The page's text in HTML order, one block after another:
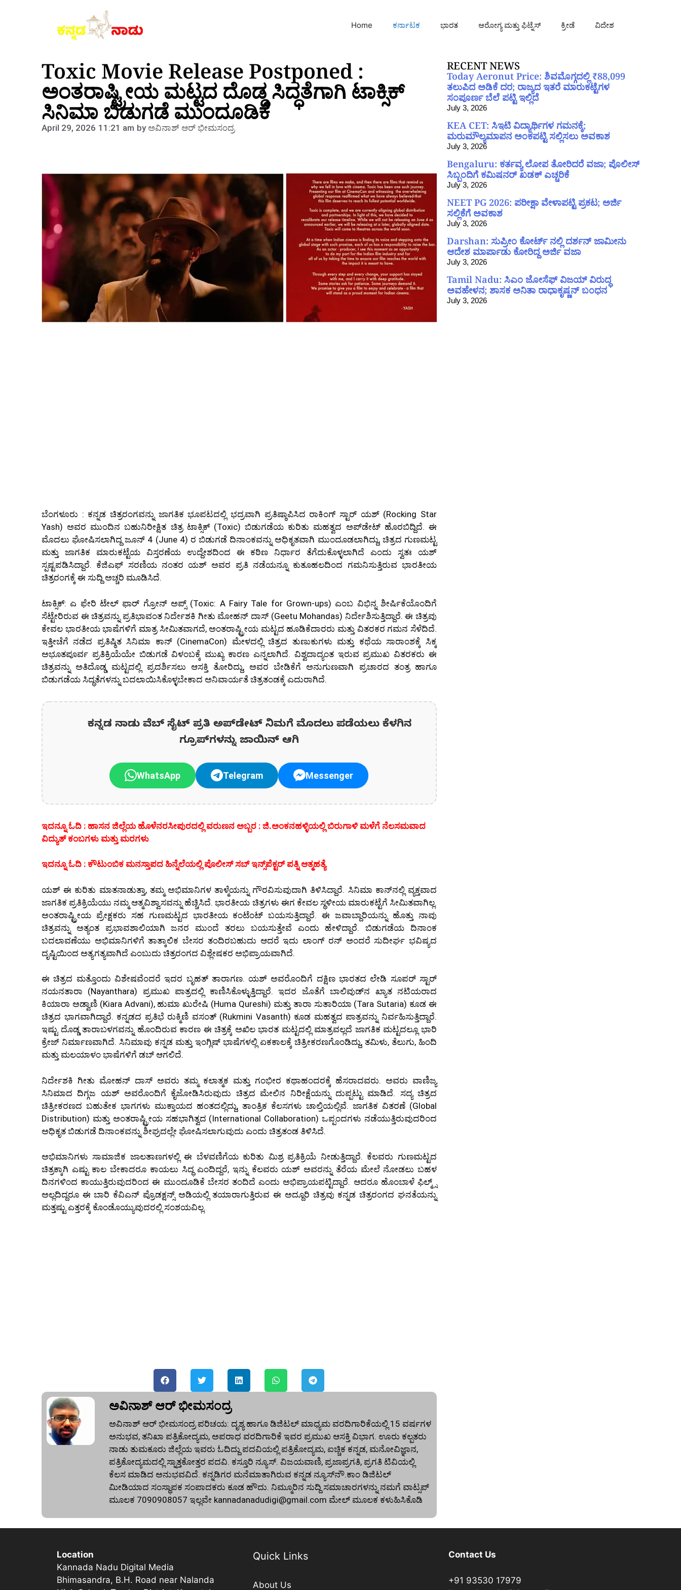
Home ಕರ್ನಾಟಕ ಭಾರತ ಆರೋಗ್ಯ ಮತ್ತು ಫಿಟ್ನೆಸ್ ಕ್ರೀಡೆ ವಿದೇಶ
Toxic Movie Release Postponed :
ಅಂತರಾಷ್ಟ್ರೀಯ ಮಟ್ಟದ ದೊಡ್ಡ ಸಿದ್ಧತೆಗಾಗಿ ಟಾಕ್ಸಿಕ್
ಸಿನಿಮಾ ಬಿಡುಗಡೆ ಮುಂದೂಡಿಕೆ
April 29, 2026 11:21 am byಅವಿನಾಶ್‌ ಆರ್‌ ಭೀಮಸಂದ್ರ
ಬೆಂಗಳೂರು : ಕನ್ನಡ ಚಿತ್ರರಂಗವನ್ನು ಜಾಗತಿಕ ಭೂಪಟದಲ್ಲಿ ಭದ್ರವಾಗಿ ಪ್ರತಿಷ್ಠಾಪಿಸಿದ ರಾಕಿಂಗ್ ಸ್ಟಾರ್ ಯಶ್ (Rocking Star
Yash) ಅವರ ಮುಂದಿನ ಬಹುನಿರೀಕ್ಷಿತ ಚಿತ್ರ ಟಾಕ್ಸಿಕ್ (Toxic) ಬಿಡುಗಡೆಯ ಕುರಿತು ಮಹತ್ವದ ಅಪ್‌ಡೇಟ್ ಹೊರಬಿದ್ದಿದೆ. ಈ
ಮೊದಲು ಘೋಷಿಸಲಾಗಿದ್ದ ಜೂನ್ 4 (June 4) ರ ಬಿಡುಗಡೆ ದಿನಾಂಕವನ್ನು ಅಧಿಕೃತವಾಗಿ ಮುಂದೂಡಲಾಗಿದ್ದು, ಚಿತ್ರದ ಗುಣಮಟ್ಟ
ಮತ್ತು ಜಾಗತಿಕ ಮಾರುಕಟ್ಟೆಯ ವಿಸ್ತರಣೆಯ ಉದ್ದೇಶದಿಂದ ಈ ಕಠಿಣ ನಿರ್ಧಾರ ತೆಗೆದುಕೊಳ್ಳಲಾಗಿದೆ ಎಂದು ಸ್ವತಃ ಯಶ್
ಸ್ಪಷ್ಟಪಡಿಸಿದ್ದಾರೆ. ಕೆಜಿಎಫ್ ಸರಣಿಯ ನಂತರ ಯಶ್ ಅವರ ಪ್ರತಿ ನಡೆಯನ್ನೂ ಕುತೂಹಲದಿಂದ ಗಮನಿಸುತ್ತಿರುವ ಭಾರತೀಯ
ಚಿತ್ರರಂಗಕ್ಕೆ ಈ ಸುದ್ದಿ ಅಚ್ಚರಿ ಮೂಡಿಸಿದೆ.
ಟಾಕ್ಸಿಕ್: ಎ ಫೇರಿ ಟೇಲ್ ಫಾರ್ ಗ್ರೋನ್ ಅಪ್ಸ್ (Toxic: A Fairy Tale for Grown-ups) ಎಂಬ ವಿಭಿನ್ನ ಶೀರ್ಷಿಕೆಯೊಂದಿಗೆ
ಸೆಟ್ಟೇರಿರುವ ಈ ಚಿತ್ರವನ್ನು ಪ್ರತಿಭಾವಂತ ನಿರ್ದೇಶಕಿ ಗೀತು ಮೋಹನ್ ದಾಸ್ (Geetu Mohandas) ನಿರ್ದೇಶಿಸುತ್ತಿದ್ದಾರೆ. ಈ ಚಿತ್ರವು
ಕೇವಲ ಭಾರತೀಯ ಭಾಷೆಗಳಿಗೆ ಮಾತ್ರ ಸೀಮಿತವಾಗದೆ, ಅಂತರಾಷ್ಟ್ರೀಯ ಮಟ್ಟದ ಹೂಡಿಕೆದಾರರು ಮತ್ತು ವಿತರಕರ ಗಮನ ಸೆಳೆದಿದೆ.
ಇತ್ತೀಚೆಗೆ ನಡೆದ ಪ್ರತಿಷ್ಠಿತ ಸಿನಿಮಾ ಕಾನ್ (CinemaCon) ಮೇಳದಲ್ಲಿ ಚಿತ್ರದ ತುಣುಕುಗಳು ಮತ್ತು ಕಥೆಯ ಸಾರಾಂಶಕ್ಕೆ ಸಿಕ್ಕ
ಅಭೂತಪೂರ್ವ ಪ್ರತಿಕ್ರಿಯೆಯೇ ಬಿಡುಗಡೆ ವಿಳಂಬಕ್ಕೆ ಮುಖ್ಯ ಕಾರಣ ಎನ್ನಲಾಗಿದೆ. ವಿಶ್ವದಾದ್ಯಂತ ಇರುವ ಪ್ರಮುಖ ವಿತರಕರು ಈ
ಚಿತ್ರವನ್ನು ಅತಿದೊಡ್ಡ ಮಟ್ಟದಲ್ಲಿ ಪ್ರದರ್ಶಿಸಲು ಆಸಕ್ತಿ ತೋರಿದ್ದು, ಅವರ ಬೇಡಿಕೆಗೆ ಅನುಗುಣವಾಗಿ ಪ್ರಚಾರದ ತಂತ್ರ ಹಾಗೂ
ಬಿಡುಗಡೆಯ ಸಿದ್ಧತೆಗಳನ್ನು ಬದಲಾಯಿಸಿಕೊಳ್ಳಬೇಕಾದ ಅನಿವಾರ್ಯತೆ ಚಿತ್ರತಂಡಕ್ಕೆ ಎದುರಾಗಿದೆ.
ಕನ್ನಡ ನಾಡು ವೆಬ್ ಸೈಟ್ ಪ್ರತಿ ಅಪ್‌ಡೇಟ್‌ ನಿಮಗೆ ಮೊದಲು ಪಡೆಯಲು ಕೆಳಗಿನ
ಗ್ರೂಪ್‌ಗಳನ್ನು ಜಾಯಿನ್ ಆಗಿ
WhatsApp Telegram Messenger
ಇದನ್ನೂ ಓದಿ : ಹಾಸನ ಜಿಲ್ಲೆಯ ಹೊಳೆನರಸೀಪುರದಲ್ಲಿ ವರುಣನ ಅಬ್ಬರ : ಜಿ.ಅಂಕನಹಳ್ಳಿಯಲ್ಲಿ ಬಿರುಗಾಳಿ ಮಳೆಗೆ ನೆಲಸಮವಾದ
ವಿದ್ಯುತ್ ಕಂಬಗಳು ಮತ್ತು ಮರಗಳು
ಇದನ್ನೂ ಓದಿ : ಕೌಟುಂಬಿಕ ಮನಸ್ತಾಪದ ಹಿನ್ನೆಲೆಯಲ್ಲಿ ಪೊಲೀಸ್ ಸಬ್ ಇನ್ಸ್‌ಪೆಕ್ಟರ್ ಪತ್ನಿ ಆತ್ಮಹತ್ಯೆ
ಯಶ್ ಈ ಕುರಿತು ಮಾತನಾಡುತ್ತಾ, ತಮ್ಮ ಅಭಿಮಾನಿಗಳ ತಾಳ್ಮೆಯನ್ನು ಗೌರವಿಸುವುದಾಗಿ ತಿಳಿಸಿದ್ದಾರೆ. ಸಿನಿಮಾ ಕಾನ್‌ನಲ್ಲಿ ವ್ಯಕ್ತವಾದ
ಜಾಗತಿಕ ಪ್ರತಿಕ್ರಿಯೆಯು ನಮ್ಮ ಆತ್ಮವಿಶ್ವಾಸವನ್ನು ಹೆಚ್ಚಿಸಿದೆ. ಭಾರತೀಯ ಚಿತ್ರಗಳು ಈಗ ಕೇವಲ ಸ್ಥಳೀಯ ಮಾರುಕಟ್ಟೆಗೆ ಸೀಮಿತವಾಗಿಲ್ಲ.
ಅಂತರಾಷ್ಟ್ರೀಯ ಪ್ರೇಕ್ಷಕರು ಸಹ ಗುಣಮಟ್ಟದ ಭಾರತೀಯ ಕಂಟೆಂಟ್ ಬಯಸುತ್ತಿದ್ದಾರೆ. ಈ ಜವಾಬ್ದಾರಿಯನ್ನು ಹೊತ್ತು ನಾವು
ಚಿತ್ರವನ್ನು ಅತ್ಯಂತ ಪ್ರಭಾವಶಾಲಿಯಾಗಿ ಜನರ ಮುಂದೆ ತರಲು ಬಯಸುತ್ತೇವೆ ಎಂದು ಹೇಳಿದ್ದಾರೆ. ಬಿಡುಗಡೆಯ ದಿನಾಂಕ
ಬದಲಾವಣೆಯು ಅಭಿಮಾನಿಗಳಿಗೆ ತಾತ್ಕಾಲಿಕ ಬೇಸರ ತಂದಿರಬಹುದು ಆದರೆ ಇದು ಲಾಂಗ್ ರನ್ ಅಂದರೆ ಸುದೀರ್ಘ ಭವಿಷ್ಯದ
ದೃಷ್ಟಿಯಿಂದ ಅತ್ಯಗತ್ಯವಾಗಿದೆ ಎಂಬುದು ಚಿತ್ರರಂಗದ ವಿಶ್ಲೇಷಕರ ಅಭಿಪ್ರಾಯವಾಗಿದೆ.
ಈ ಚಿತ್ರದ ಮತ್ತೊಂದು ವಿಶೇಷವೆಂದರೆ ಇದರ ಬೃಹತ್ ತಾರಾಗಣ. ಯಶ್ ಅವರೊಂದಿಗೆ ದಕ್ಷಿಣ ಭಾರತದ ಲೇಡಿ ಸೂಪರ್ ಸ್ಟಾರ್
ನಯನತಾರಾ (Nayanthara) ಪ್ರಮುಖ ಪಾತ್ರದಲ್ಲಿ ಕಾಣಿಸಿಕೊಳ್ಳುತ್ತಿದ್ದಾರೆ. ಇದರ ಜೊತೆಗೆ ಬಾಲಿವುಡ್‌ನ ಖ್ಯಾತ ನಟಿಯರಾದ
ಕಿಯಾರಾ ಅಡ್ವಾಣಿ (Kiara Advani), ಹುಮಾ ಖುರೇಷಿ (Huma Qureshi) ಮತ್ತು ತಾರಾ ಸುತಾರಿಯಾ (Tara Sutaria) ಕೂಡ ಈ
ಚಿತ್ರದ ಭಾಗವಾಗಿದ್ದಾರೆ. ಕನ್ನಡದ ಪ್ರತಿಭೆ ರುಕ್ಮಿಣಿ ವಸಂತ್ (Rukmini Vasanth) ಕೂಡ ಮಹತ್ವದ ಪಾತ್ರವನ್ನು ನಿರ್ವಹಿಸುತ್ತಿದ್ದಾರೆ.
ಇಷ್ಟು ದೊಡ್ಡ ತಾರಾಬಳಗವನ್ನು ಹೊಂದಿರುವ ಕಾರಣ ಈ ಚಿತ್ರಕ್ಕೆ ಅಖಿಲ ಭಾರತ ಮಟ್ಟದಲ್ಲಿ ಮಾತ್ರವಲ್ಲದೆ ಜಾಗತಿಕ ಮಟ್ಟದಲ್ಲೂ ಭಾರಿ
ಕ್ರೇಜ್ ನಿರ್ಮಾಣವಾಗಿದೆ. ಸಿನಿಮಾವು ಕನ್ನಡ ಮತ್ತು ಇಂಗ್ಲಿಷ್ ಭಾಷೆಗಳಲ್ಲಿ ಏಕಕಾಲಕ್ಕೆ ಚಿತ್ರೀಕರಣಗೊಂಡಿದ್ದು, ತಮಿಳು, ತೆಲುಗು, ಹಿಂದಿ
ಮತ್ತು ಮಲಯಾಳಂ ಭಾಷೆಗಳಿಗೆ ಡಬ್ ಆಗಲಿದೆ.
ನಿರ್ದೇಶಕಿ ಗೀತು ಮೋಹನ್ ದಾಸ್ ಅವರು ತಮ್ಮ ಕಲಾತ್ಮಕ ಮತ್ತು ಗಂಭೀರ ಕಥಾಹಂದರಕ್ಕೆ ಹೆಸರಾದವರು. ಅವರು ವಾಣಿಜ್ಯ
ಸಿನಿಮಾದ ದಿಗ್ಗಜ ಯಶ್ ಅವರೊಂದಿಗೆ ಕೈಜೋಡಿಸಿರುವುದು ಚಿತ್ರದ ಮೇಲಿನ ನಿರೀಕ್ಷೆಯನ್ನು ದುಪ್ಪಟ್ಟು ಮಾಡಿದೆ. ಸದ್ಯ ಚಿತ್ರದ
ಚಿತ್ರೀಕರಣದ ಬಹುತೇಕ ಭಾಗಗಳು ಮುಕ್ತಾಯದ ಹಂತದಲ್ಲಿದ್ದು, ತಾಂತ್ರಿಕ ಕೆಲಸಗಳು ಚಾಲ್ತಿಯಲ್ಲಿವೆ. ಜಾಗತಿಕ ವಿತರಣೆ (Global
Distribution) ಮತ್ತು ಅಂತರಾಷ್ಟ್ರೀಯ ಸಹಭಾಗಿತ್ವದ (International Collaboration) ಒಪ್ಪಂದಗಳು ನಡೆಯುತ್ತಿರುವುದರಿಂದ
ಅಧಿಕೃತ ಬಿಡುಗಡೆ ದಿನಾಂಕವನ್ನು ಶೀಘ್ರದಲ್ಲೇ ಘೋಷಿಸಲಾಗುವುದು ಎಂದು ಚಿತ್ರತಂಡ ತಿಳಿಸಿದೆ.
ಅಭಿಮಾನಿಗಳು ಸಾಮಾಜಿಕ ಜಾಲತಾಣಗಳಲ್ಲಿ ಈ ಬೆಳವಣಿಗೆಯ ಕುರಿತು ಮಿಶ್ರ ಪ್ರತಿಕ್ರಿಯೆ ನೀಡುತ್ತಿದ್ದಾರೆ. ಕೆಲವರು ಗುಣಮಟ್ಟದ
ಚಿತ್ರಕ್ಕಾಗಿ ಎಷ್ಟು ಕಾಲ ಬೇಕಾದರೂ ಕಾಯಲು ಸಿದ್ಧ ಎಂದಿದ್ದರೆ, ಇನ್ನು ಕೆಲವರು ಯಶ್ ಅವರನ್ನು ತೆರೆಯ ಮೇಲೆ ನೋಡಲು ಬಹಳ
ದಿನಗಳಿಂದ ಕಾಯುತ್ತಿರುವುದರಿಂದ ಈ ಮುಂದೂಡಿಕೆ ಬೇಸರ ತಂದಿದೆ ಎಂದು ಅಭಿಪ್ರಾಯಪಟ್ಟಿದ್ದಾರೆ. ಆದರೂ ಹೊಂಬಾಳೆ ಫಿಲ್ಮ್ಸ್
ಅಲ್ಲದಿದ್ದರೂ ಈ ಬಾರಿ ಕೆವಿಎನ್ ಪ್ರೊಡಕ್ಷನ್ಸ್ ಅಡಿಯಲ್ಲಿ ತಯಾರಾಗುತ್ತಿರುವ ಈ ಅದ್ದೂರಿ ಚಿತ್ರವು ಕನ್ನಡ ಚಿತ್ರರಂಗದ ಘನತೆಯನ್ನು
ಮತ್ತಷ್ಟು ಎತ್ತರಕ್ಕೆ ಕೊಂಡೊಯ್ಯುವುದರಲ್ಲಿ ಸಂಶಯವಿಲ್ಲ.
ಅವಿನಾಶ್‌ ಆರ್‌ ಭೀಮಸಂದ್ರ
ಅವಿನಾಶ್‌ ಆರ್‌ ಭೀಮಸಂದ್ರ ಪರಿಚಯ: ದೃಶ್ಯ ಹಾಗೂ ಡಿಜಿಟಲ್ ಮಾಧ್ಯಮ ವರದಿಗಾರಿಕೆಯಲ್ಲಿ 15 ವರ್ಷಗಳ
ಅನುಭವ, ತನಿಖಾ ಪತ್ರಿಕೋದ್ಯಮ, ಅಪರಾಧ ವರದಿಗಾರಿಕೆ ಇವರ ಪ್ರಮುಖ ಆಸಕ್ತಿ ವಿಭಾಗ. ಊರು ಕಲ್ಪತರು
ನಾಡು ತುಮಕೂರು ಜಿಲ್ಲೆಯ ಇವರು ಓದಿದ್ದು ಪದವಿಯಲ್ಲಿ ಪತ್ರಿಕೋದ್ಯಮ, ಐಚ್ಚಿಕ ಕನ್ನಡ, ಮನೋವಿಜ್ಞಾನ,
ಪತ್ರಿಕೋದ್ಯಮದಲ್ಲಿ ಸ್ನಾತ್ತಕೋತ್ತರ ಪದವಿ. ಕಸ್ತೂರಿ ನ್ಯೂಸ್‌. ವಿಜಯವಾಣಿ, ಪ್ರಜಾಪ್ರಗತಿ, ಪ್ರಗತಿ ಟಿವಿಯಲ್ಲಿ
ಕೆಲಸ ಮಾಡಿದ ಅನುಭವವಿದೆ. ಕನ್ನಡಿಗರ ಮನೆಮಾತಾಗಿರುವ ಕನ್ನಡ ನ್ಯೂಸ್‌ನೌ.ಕಾಂ ಡಿಜಿಟಲ್‌
ಮೀಡಿಯಾದ ಸಂಸ್ಥಾಪಕ ಸಂಪಾದಕರು ಕೂಡ ಹೌದು. ನಿಮ್ಮೂರಿನ ಸುದ್ದಿ ಸಮಾಚಾರಗಳನ್ನು ನಮಗೆ ವಾಟ್ಸಪ್‌
ಮೂಲಕ 7090908057 ಇಲ್ಲವೇ kannadanadudigi@gmail.com ಮೇಲ್‌ ಮೂಲಕ ಕಳುಹಿಸಿಕೊಡಿ
RECENT NEWS
Today Aeronut Price: ಶಿವಮೊಗ್ಗದಲ್ಲಿ ₹88,099
ತಲುಪಿದ ಅಡಿಕೆ ದರ; ರಾಜ್ಯದ ಇತರೆ ಮಾರುಕಟ್ಟೆಗಳ
ಸಂಪೂರ್ಣ ಬೆಲೆ ಪಟ್ಟಿ ಇಲ್ಲಿದೆ
July 3, 2026
KEA CET: ಸಿಇಟಿ ವಿದ್ಯಾರ್ಥಿಗಳ ಗಮನಕ್ಕೆ;
ಮರುಮೌಲ್ಯಮಾಪನ ಅಂಕಪಟ್ಟಿ ಸಲ್ಲಿಸಲು ಅವಕಾಶ
July 3, 2026
Bengaluru: ಕರ್ತವ್ಯ ಲೋಪ ತೋರಿದರೆ ವಜಾ; ಪೊಲೀಸ್
ಸಿಬ್ಬಂದಿಗೆ ಕಮಿಷನರ್ ಖಡಕ್ ಎಚ್ಚರಿಕೆ
July 3, 2026
NEET PG 2026: ಪರೀಕ್ಷಾ ವೇಳಾಪಟ್ಟಿ ಪ್ರಕಟ; ಅರ್ಜಿ
ಸಲ್ಲಿಕೆಗೆ ಅವಕಾಶ
July 3, 2026
Darshan: ಸುಪ್ರೀಂ ಕೋರ್ಟ್ ನಲ್ಲಿ ದರ್ಶನ್ ಜಾಮೀನು
ಆದೇಶ ಮಾರ್ಪಾಡು ಕೋರಿದ್ದ ಅರ್ಜಿ ವಜಾ
July 3, 2026
Tamil Nadu: ಸಿಎಂ ಜೋಸೆಫ್ ವಿಜಯ್ ವಿರುದ್ಧ
ಅವಹೇಳನ; ಶಾಸಕ ಅನಿತಾ ರಾಧಾಕೃಷ್ಣನ್ ಬಂಧನ
July 3, 2026
Location
Kannada Nadu Digital Media
Bhimasandra, B.H. Road near Nalanda
Quick Links
About Us
Contact Us
+91 93530 17979